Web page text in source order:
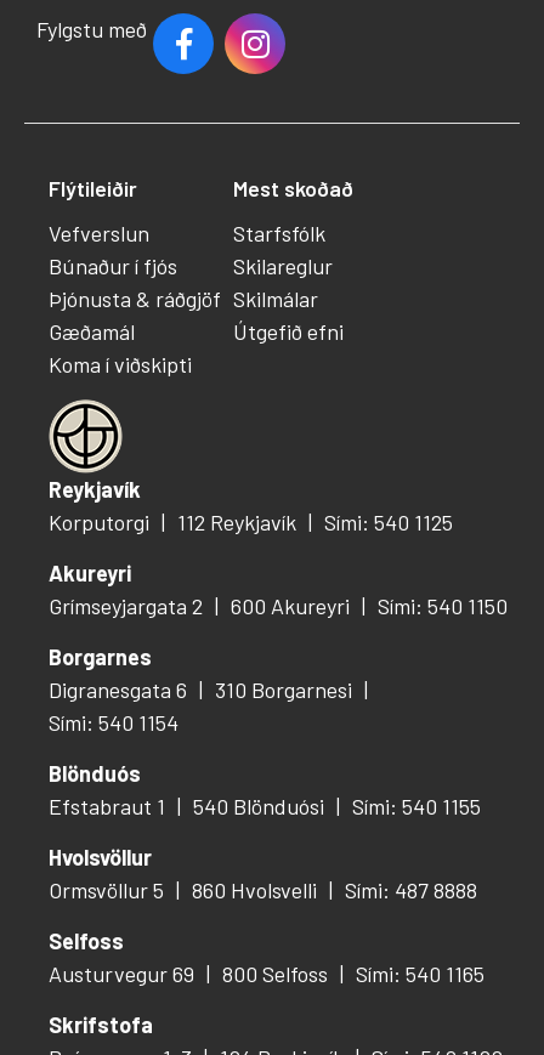
Fylgstu með
Reykjavík
Korputorgi
112 Reykjavík
Sími: 540 1125
Akureyri
Grímseyjargata 2
600 Akureyri
Sími: 540 1150
Borgarnes
Digranesgata 6
310 Borgarnesi
Sími: 540 1154
Blönduós
Efstabraut 1
540 Blönduósi
Sími: 540 1155
Hvolsvöllur
Ormsvöllur 5
860 Hvolsvelli
Sími: 487 8888
Selfoss
Austurvegur 69
800 Selfoss
Sími: 540 1165
Skrifstofa
Flýtileiðir
Vefverslun
Búnaður í fjós
Þjónusta & ráðgjöf
Gæðamál
Koma í viðskipti
Mest skoðað
Starfsfólk
Skilareglur
Skilmálar
Útgefið efni